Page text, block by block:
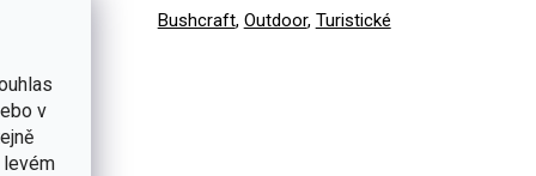
v
levém
Bushcraft, Outdoor, Turistické